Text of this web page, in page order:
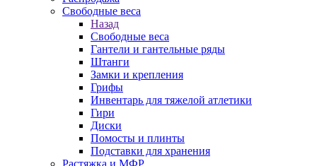
Свободные веса
Назад
Свободные веса
Гантели и гантельные ряды
Штанги
Замки и крепления
Грифы
Инвентарь для тяжелой атлетики
Гири
Диски
Помосты и плинты
Подставки для хранения
Растяжка и МФР